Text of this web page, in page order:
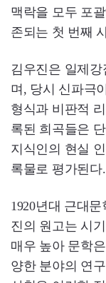
맥락을 모두 포
존되는 첫 번째
김우진은 일제
며, 당시 신파극
형식과 비판적
록된 희곡들은
지식인의 현실
록물로 평가된다.
1920년대 근대
진의 원고는 시
매우 높아 문학
양한 분야의 연